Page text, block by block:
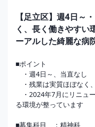
【足立区】週4日～
く、長く働きやす
ーアルした綺麗な病
■ポイント
・週4日～、当直なし
・残業は実質ほぼなく
・2024年7月にリニュ
る環境が整っています
■募集科目　：精神科